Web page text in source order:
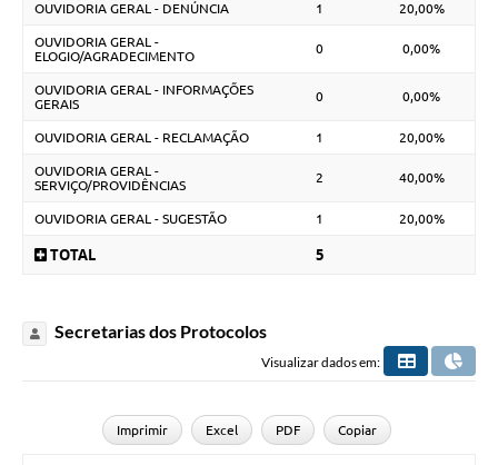
OUVIDORIA GERAL - DENÚNCIA 1 20,00%
OUVIDORIA GERAL -
ELOGIO/AGRADECIMENTO
0 0,00%
OUVIDORIA GERAL - INFORMAÇÕES
GERAIS
0 0,00%
OUVIDORIA GERAL - RECLAMAÇÃO 1 20,00%
OUVIDORIA GERAL -
SERVIÇO/PROVIDÊNCIAS
2 40,00%
OUVIDORIA GERAL - SUGESTÃO 1 20,00%
TOTAL 5
Secretarias dos Protocolos
Visualizar dados em:
Imprimir Excel PDF Copiar